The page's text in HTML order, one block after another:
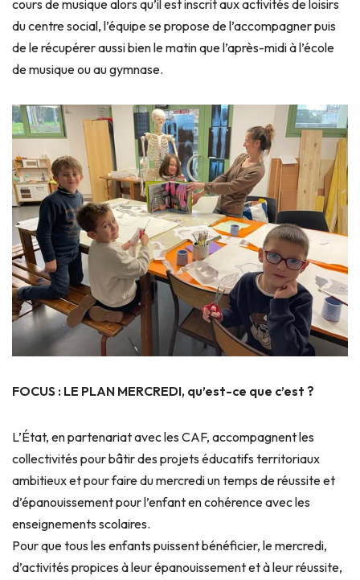
cours de musique alors qu’il est inscrit aux activités de loisirs
du centre social, l’équipe se propose de l’accompagner puis
de le récupérer aussi bien le matin que l’après-midi à l’école
de musique ou au gymnase.
FOCUS : LE PLAN MERCREDI, qu’est-ce que c’est ?
L’État, en partenariat avec les CAF, accompagnent les
collectivités pour bâtir des projets éducatifs territoriaux
ambitieux et pour faire du mercredi un temps de réussite et
d’épanouissement pour l’enfant en cohérence avec les
enseignements scolaires.
Pour que tous les enfants puissent bénéficier, le mercredi,
d’activités propices à leur épanouissement et à leur réussite,